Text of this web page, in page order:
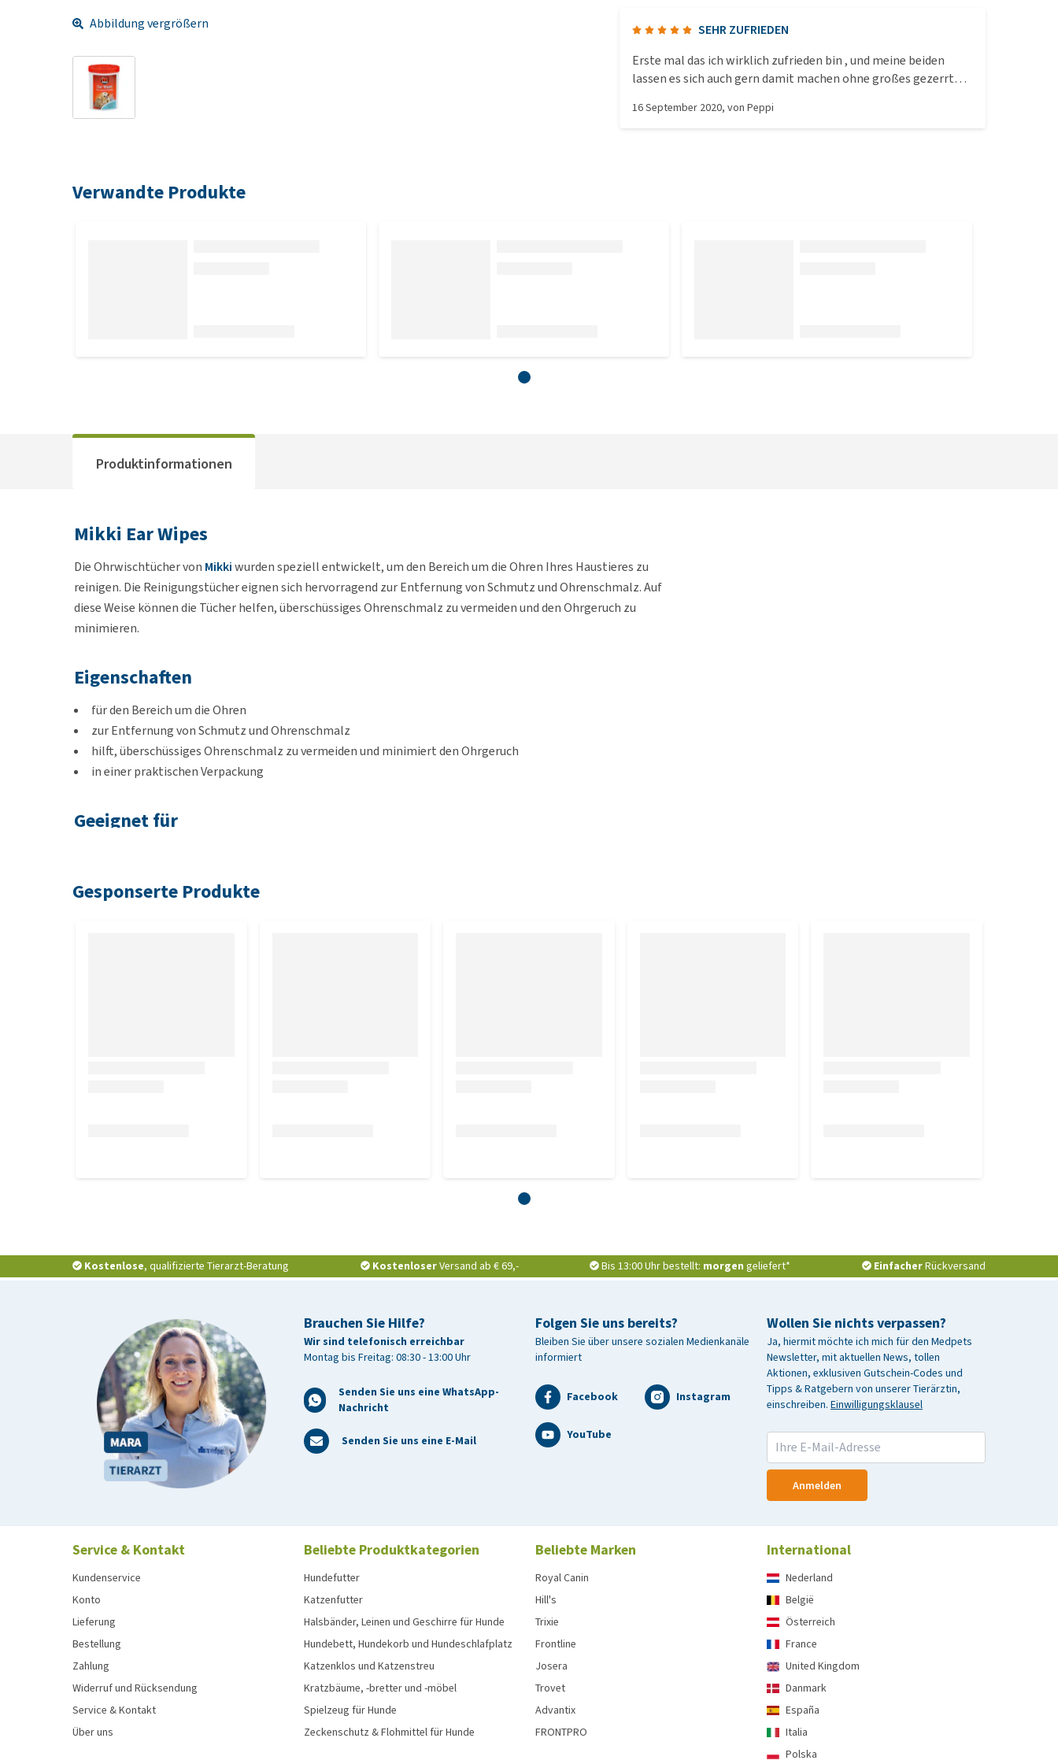
Abbildung vergrößern
SEHR ZUFRIEDEN
Erste mal das ich wirklich zufrieden bin , und meine beiden
lassen es sich auch gern damit machen ohne großes gezerrter
16 September 2020, vonPeppi
Verwandte Produkte
Produktinformationen
Mikki Ear Wipes
Die Ohrwischtücher von Mikkiwurden speziell entwickelt, um den Bereich um die Ohren Ihres Haustieres zu
reinigen. Die Reinigungstücher eignen sich hervorragend zur Entfernung von Schmutz und Ohrenschmalz. Auf
diese Weise können die Tücher helfen, überschüssiges Ohrenschmalz zu vermeiden und den Ohrgeruch zu
minimieren.
Eigenschaften
für den Bereich um die Ohren
zur Entfernung von Schmutz und Ohrenschmalz
hilft, überschüssiges Ohrenschmalz zu vermeiden und minimiert den Ohrgeruch
in einer praktischen Verpackung
Geeignet für
Gesponserte Produkte
Kostenlose, qualifizierte Tierarzt-Beratung KostenloserVersand ab € 69,- Bis 13:00 Uhr bestellt: morgen geliefert* EinfacherRückversand
Brauchen Sie Hilfe?
Wir sind telefonisch erreichbar
Montag bis Freitag: 08:30 - 13:00 Uhr
Senden Sie uns eine WhatsApp-
Nachricht
Senden Sie uns eine E-Mail
Wollen Sie nichts verpassen?
Ja, hiermit möchte ich mich für den Medpets
Newsletter, mit aktuellen News, tollen
Aktionen, exklusiven Gutschein-Codes und
Tipps & Ratgebern von unserer Tierärztin,
einschreiben. Einwilligungsklausel
Anmelden
Folgen Sie uns bereits?
Bleiben Sie über unsere sozialen Medienkanäle
informiert
Facebook Instagram
YouTube
Service & Kontakt
Kundenservice
Konto
Lieferung
Bestellung
Zahlung
Widerruf und Rücksendung
Service & Kontakt
Über uns
Beliebte Produktkategorien
Hundefutter
Katzenfutter
Halsbänder, Leinen und Geschirre für Hunde
Hundebett, Hundekorb und Hundeschlafplatz
Katzenklos und Katzenstreu
Kratzbäume, -bretter und -möbel
Spielzeug für Hunde
Zeckenschutz & Flohmittel für Hunde
Beliebte Marken
Royal Canin
Hill's
Trixie
Frontline
Josera
Trovet
Advantix
FRONTPRO
International
Nederland
België
Österreich
France
United Kingdom
Danmark
España
Italia
Polska